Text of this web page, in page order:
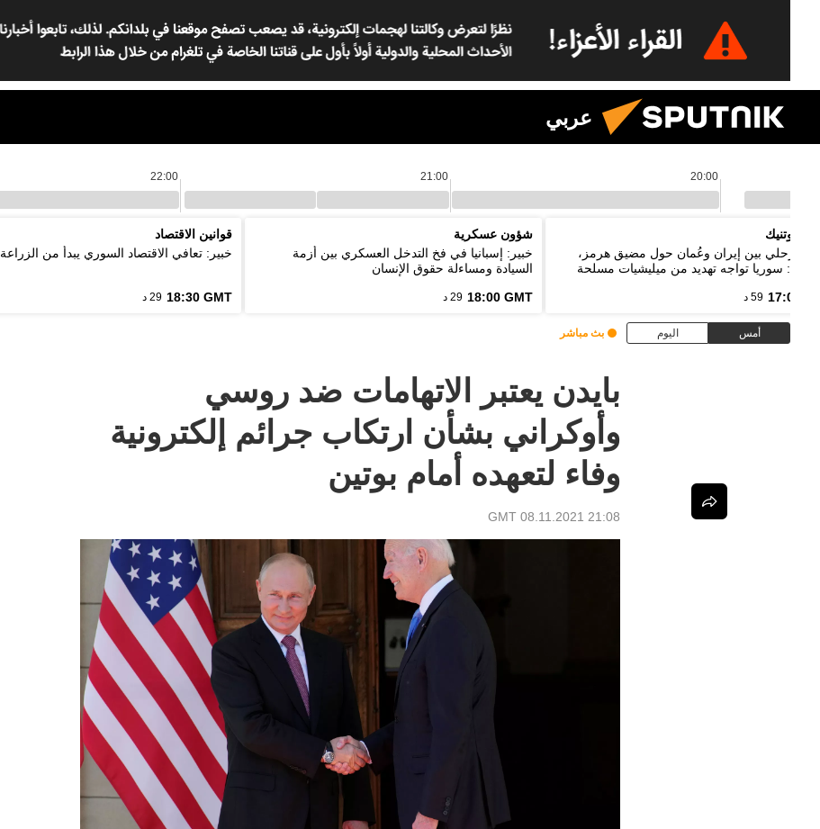
عربي
20:00
21:00
22:00
سبوتنيك
مرحلي بين إيران وعُمان حول مضيق هرمز،
سوريا تواجه تهديد من ميليشيات مسلحة
17:00 59 د
شؤون عسكرية
خبير: إسبانيا في فخ التدخل العسكري بين أزمة
السيادة ومساءلة حقوق الإنسان
18:00 GMT 29 د
قوانين الاقتصاد
خبير: تعافي الاقتصاد السوري يبدأ من الزراعة
18:30 GMT 29 د
أمس اليوم بث مباشر
بايدن يعتبر الاتهامات ضد روسي
وأوكراني بشأن ارتكاب جرائم إلكترونية
وفاء لتعهده أمام بوتين
21:08 GMT 08.11.2021